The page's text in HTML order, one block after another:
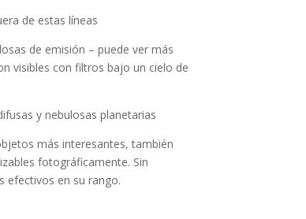
de estas líneas
de emisión – puede ver más
visibles con filtros bajo un cielo de
y nebulosas planetarias
más interesantes, también
fotográficamente. Sin
efectivos en su rango.